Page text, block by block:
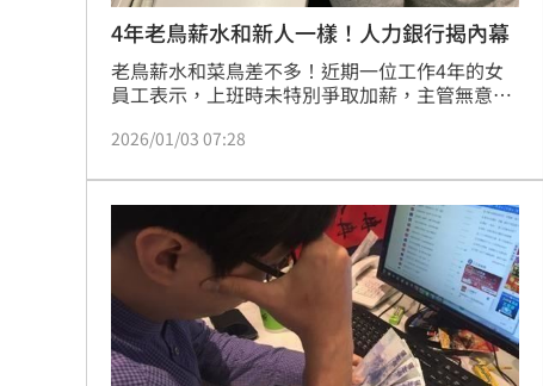
4年老鳥薪水和新人一樣！人力銀行揭內幕
老鳥薪水和菜鳥差不多！近期一位工作4年的女
員工表示，上班時未特別爭取加薪，主管無意間
「想把我榨到一滴不剩？」1111人力銀行指出，
官不是那麼理解員工薪資，確實可能未提出便沒
機會，若做2年未見老闆主動加薪，建議可嘗試
發聲。
2026/01/03 07:28